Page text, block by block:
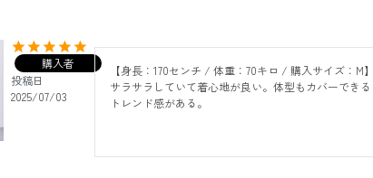
購入者
投稿日
2025/07/03
【身長：170センチ / 体重：70キロ / 購入サイズ：M
サラサラしていて着心地が良い。体型もカバーでき
トレンド感がある。